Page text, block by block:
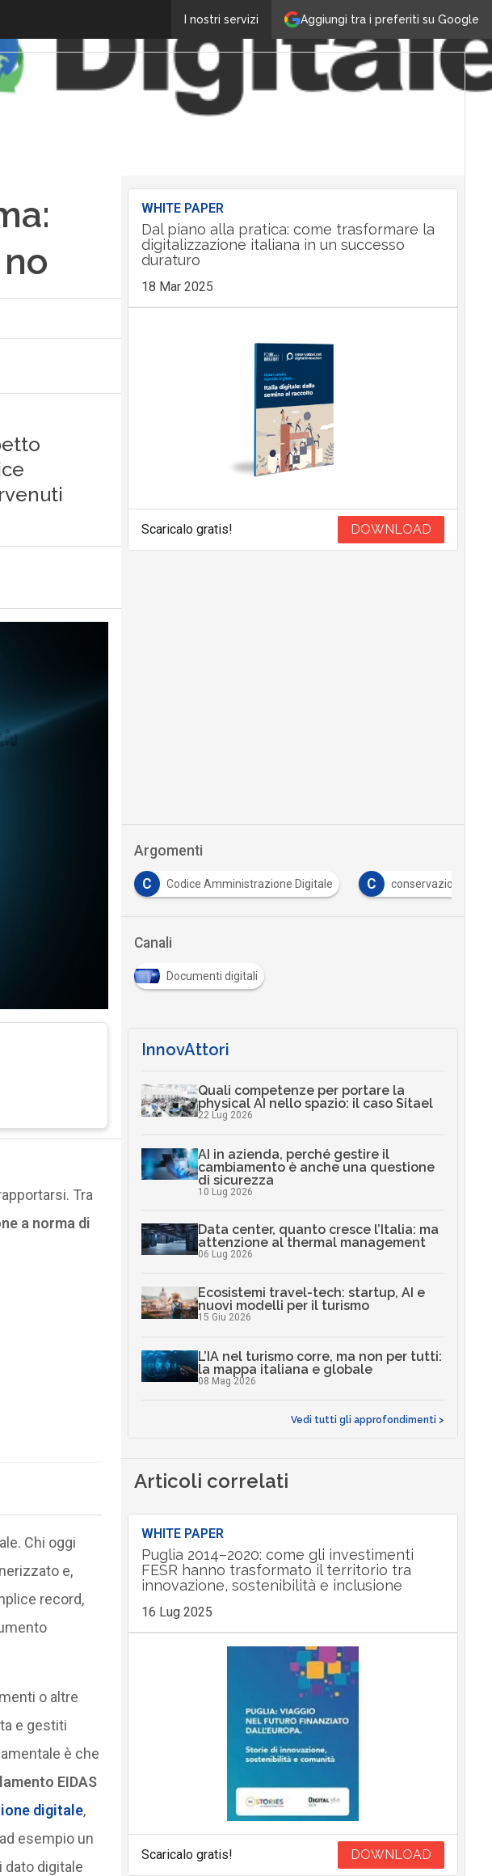
Aggiungi tra i preferiti su Google
I nostri servizi
Tra
a norma di
Chi oggi
e,
record,
o altre
e gestiti
è che
EIDAS
digitale,
esempio un
dato digitale
WHITE PAPER
Dal piano alla pratica: come trasformare la
digitalizzazione italiana in un successo
duraturo
18 Mar 2025
Scaricalo gratis! DOWNLOAD
Argomenti
per l'Italia Digitale C Codice Amministrazione Digitale C conservazione
Canali
Documenti digitali
InnovAttori
Quali competenze per portare la
physical AI nello spazio: il caso Sitael
22 Lug 2026
AI in azienda, perché gestire il
cambiamento è anche una questione
di sicurezza
10 Lug 2026
Data center, quanto cresce l’Italia: ma
attenzione al thermal management
06 Lug 2026
Ecosistemi travel-tech: startup, AI e
nuovi modelli per il turismo
15 Giu 2026
L’IA nel turismo corre, ma non per tutti:
la mappa italiana e globale
08 Mag 2026
Vedi tutti gli approfondimenti >
Articoli correlati
WHITE PAPER
Puglia 2014–2020: come gli investimenti
FESR hanno trasformato il territorio tra
innovazione, sostenibilità e inclusione
16 Lug 2025
Scaricalo gratis! DOWNLOAD